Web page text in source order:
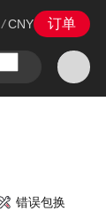
/CNY 订单
错误包换